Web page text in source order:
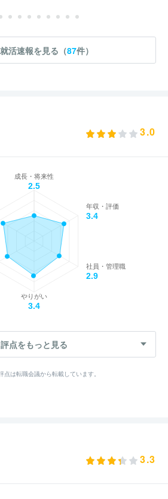
活速報を見る（87件）
3.0
成長・将来性
2.5
年収・評価
3.4
社員・管理職
2.9
やりがい
3.4
評点をもっと見る
点は転職会議から転載しています。
3.3